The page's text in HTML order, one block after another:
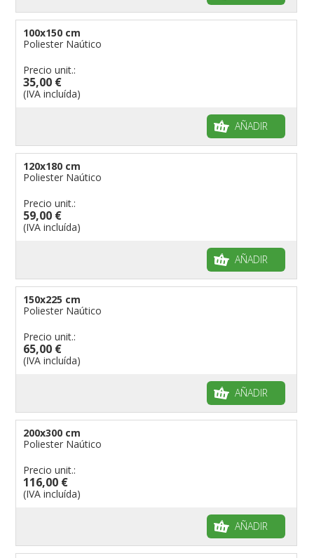
100x150 cm
Poliester Naútico
Precio unit.:
35,00 €
(IVA incluída)
AÑADIR
120x180 cm
Poliester Naútico
Precio unit.:
59,00 €
(IVA incluída)
AÑADIR
150x225 cm
Poliester Naútico
Precio unit.:
65,00 €
(IVA incluída)
AÑADIR
200x300 cm
Poliester Naútico
Precio unit.:
116,00 €
(IVA incluída)
AÑADIR